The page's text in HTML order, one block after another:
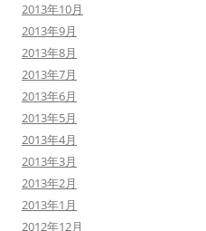
2013年10月
2013年9月
2013年8月
2013年7月
2013年6月
2013年5月
2013年4月
2013年3月
2013年2月
2013年1月
2012年12月